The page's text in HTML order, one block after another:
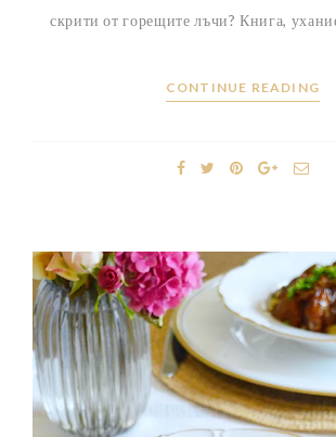
скрити от горещите лъчи? Книга,
CONTINUE READING